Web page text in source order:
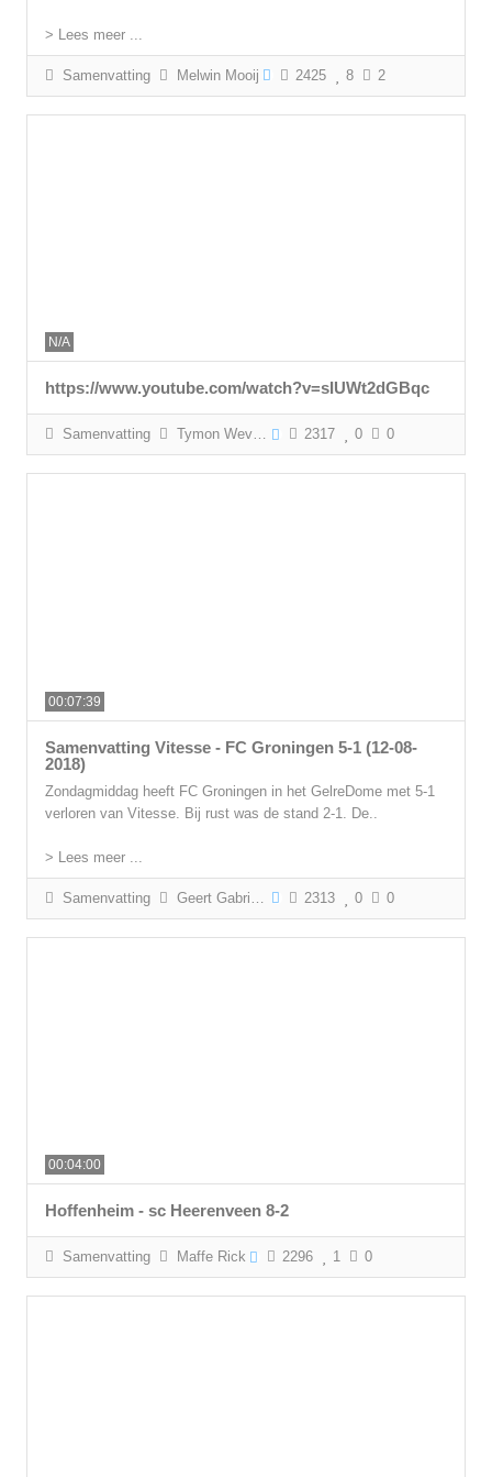
> Lees meer ...
Samenvatting Melwin Mooij 2425 8 2
N/A
https://www.youtube.com/watch?v=sIUWt2dGBqc
Samenvatting Tymon Wevers 2317 0 0
00:07:39
Samenvatting Vitesse - FC Groningen 5-1 (12-08-
2018)
Zondagmiddag heeft FC Groningen in het GelreDome met 5-1
verloren van Vitesse. Bij rust was de stand 2-1. De..
> Lees meer ...
Samenvatting Geert Gabriëls 2313 0 0
00:04:00
Hoffenheim - sc Heerenveen 8-2
Samenvatting Maffe Rick 2296 1 0